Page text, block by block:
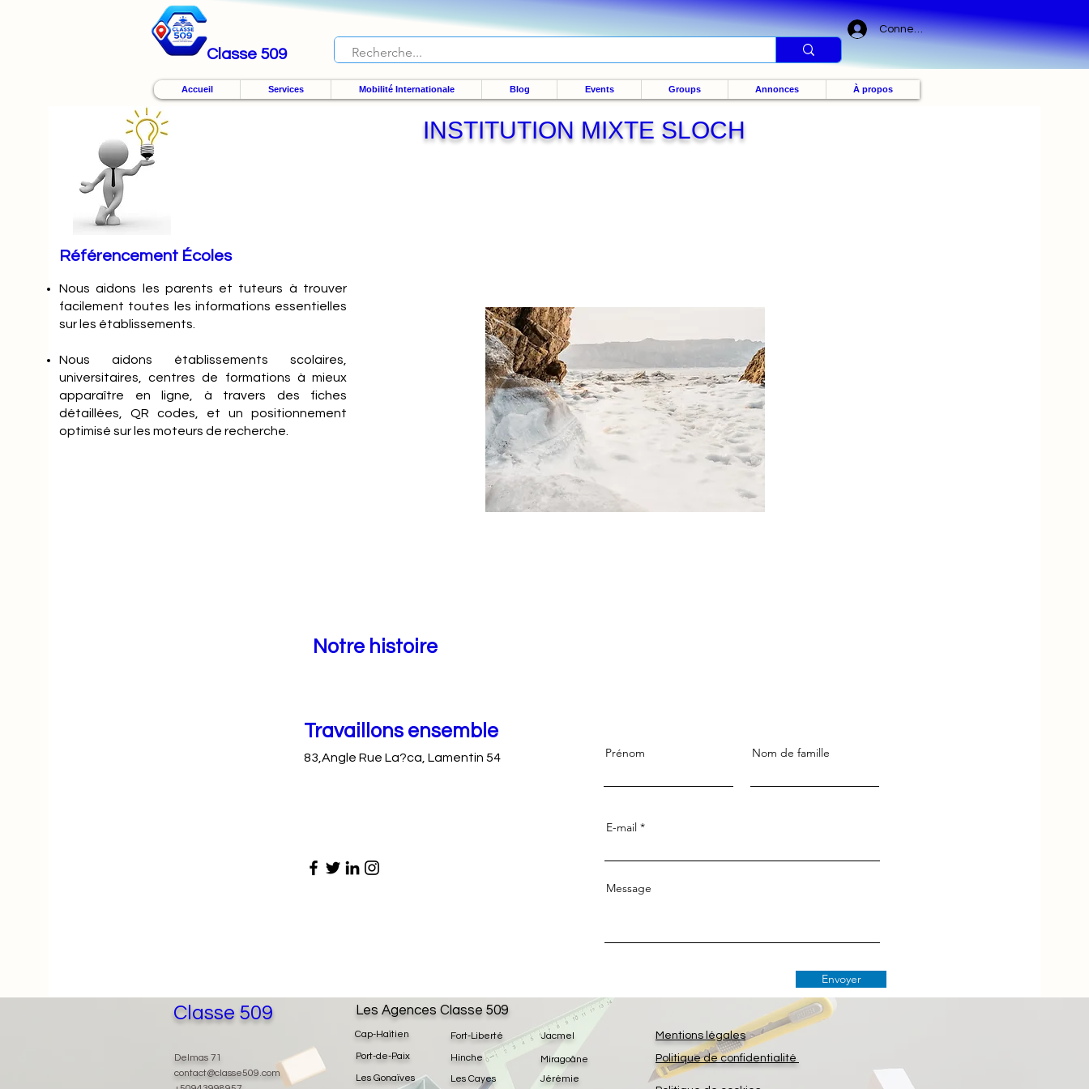
Classe 509
Connexion
Accueil Services Mobilité Internationale Blog Events Groups Annonces À propos
Référencement Écoles
Nousaidons les parents et tuteurs à trouver
facilement toutes les informations essentielles
sur les établissements.
Nous aidons établissements scolaires,
universitaires, centres de formations à mieux
apparaître en ligne, à travers des fiches
détaillées, QR codes, et un positionnement
optimisé sur les moteurs de recherche.
INSTITUTION MIXTE SLOCH
Notre histoire
Travaillons ensemble
83,Angle Rue La?ca, Lamentin 54 Prénom Nom de famille
E-mail
Message
Envoyer
Classe 509
Delmas 71
contact@classe509.com
Fort-Liberté
Hinche
Les Cayes
Jacmel
Jérémie
Miragoâne
Les Agences Classe 509
Cap-Haïtien
Port-de-Paix
Les Gonaïves
Mentions légales
Politique de confidentialité